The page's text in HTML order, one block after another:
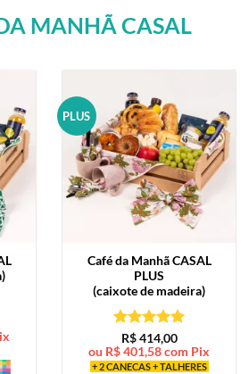
MANHÃ CASAL
PLUS
Café da ManhãCASAL
PLUS
(caixote de madeira)
Avaliação5
de 5
R$414,00
ou R$401,58com Pix
+ 2 CANECAS + TALHERES